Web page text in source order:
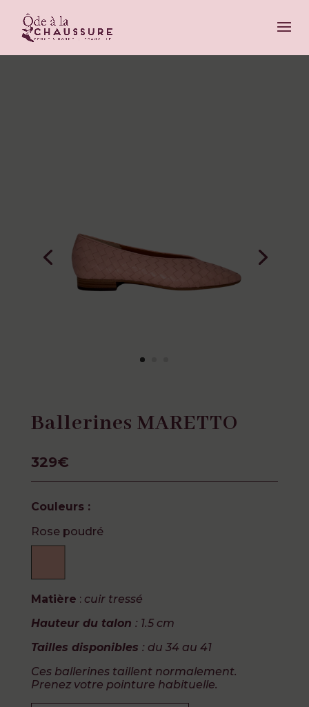
Ballerines MARETTO
329€
Couleurs :
Rose poudré
Matière : cuir tressé
Hauteur du talon : 1.5 cm
Tailles disponibles : du 34 au 41
Ces ballerines taillent normalement.
Prenez votre pointure habituelle.